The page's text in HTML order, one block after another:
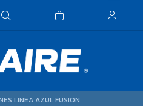
LINEA AZUL FUSION